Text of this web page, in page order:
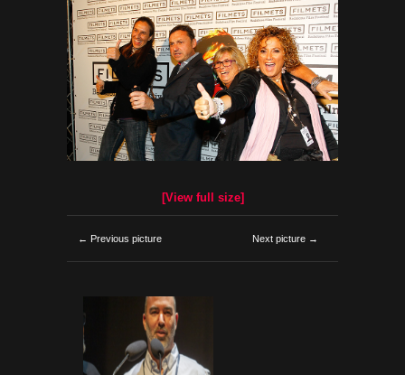
[View full size]
← Previous picture Next picture →